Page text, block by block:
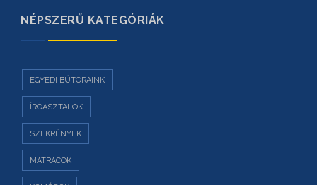
NÉPSZERŰ KATEGÓRIÁK
EGYEDI BÚTORAINK
ÍRÓASZTALOK
SZEKRÉNYEK
MATRACOK